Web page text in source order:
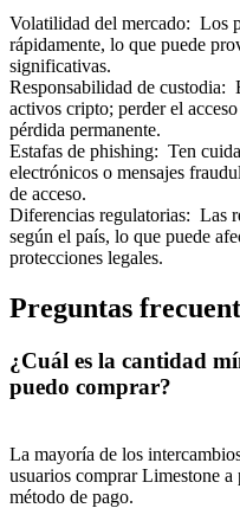
Referencia
Invita a un amigo para
BTC Welcome Rewards
BTC Welcome Rewards
Deposit & Trade BTC
Volatilidad del mercado: Los
rápidamente, lo que puede
significativas.
Responsabilidad de custodia:
activos cripto; perder el
pérdida permanente.
Estafas de phishing: Ten
electrónicos o mensajes
de acceso.
Diferencias regulatorias: Las
según el país, lo que puede
protecciones legales.
Preguntas
¿Cuál es la cantidad
puedo comprar?
La mayoría de los
usuarios comprar Limestone
método de pago.